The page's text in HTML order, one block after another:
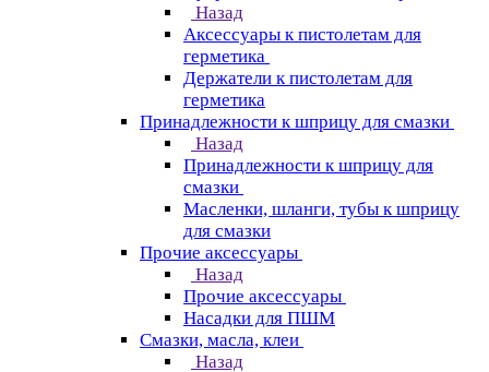
Назад
Аксессуары к пистолетам для
герметика
Держатели к пистолетам для
герметика
Принадлежности к шприцу для смазки
Назад
Принадлежности к шприцу для
смазки
Масленки, шланги, тубы к шприцу
для смазки
Прочие аксессуары
Назад
Прочие аксессуары
Насадки для ПШМ
Смазки, масла, клеи
Назад